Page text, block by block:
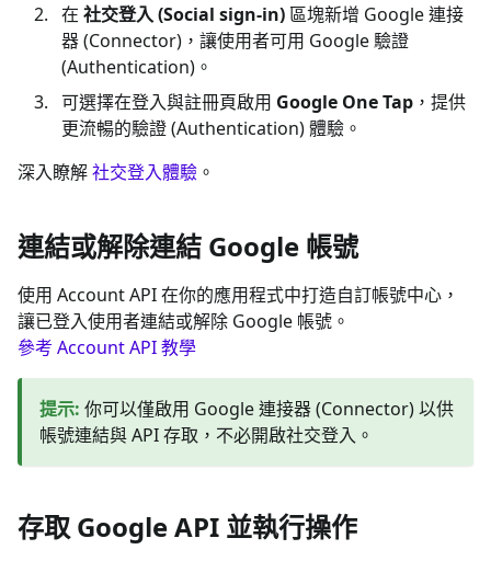
在 社交登入 (Social sign-in) 區塊新增 Google 連接
器 (Connector)，讓使用者可用 Google 驗證
(Authentication)。
可選擇在登入與註冊頁啟用 Google One Tap ，提供
更流暢的驗證 (Authentication) 體驗。
深入瞭解社交登入體驗 。
連結或解除連結 Google 帳號
使用 Account API 在你的應用程式中打造自訂帳號中心，
讓已登入使用者連結或解除 Google 帳號。
參考 Account API 教學
提示: 你可以僅啟用 Google 連接器 (Connector) 以供
帳號連結與 API 存取，不必開啟社交登入。
存取 Google API 並執行操作